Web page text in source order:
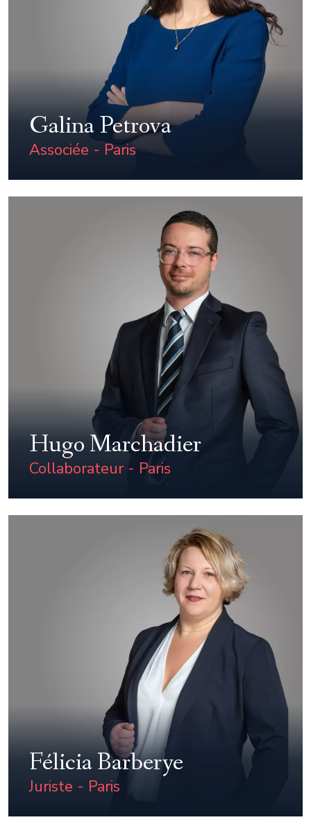
Galina Petrova
Associée - Paris
Hugo Marchadier
Collaborateur - Paris
Félicia Barberye
Juriste - Paris